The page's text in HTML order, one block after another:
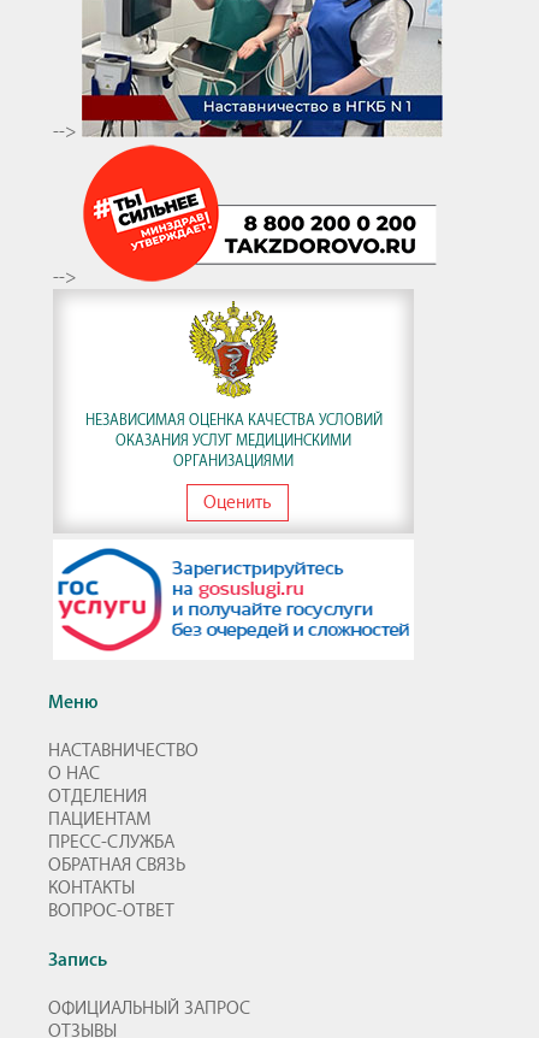
-->
-->
НЕЗАВИСИМАЯ ОЦЕНКА КАЧЕСТВА УСЛОВИЙ
ОКАЗАНИЯ УСЛУГ МЕДИЦИНСКИМИ
ОРГАНИЗАЦИЯМИ
Оценить
Меню
НАСТАВНИЧЕСТВО
О НАС
ОТДЕЛЕНИЯ
ПАЦИЕНТАМ
ПРЕСС-СЛУЖБА
ОБРАТНАЯ СВЯЗЬ
КОНТАКТЫ
ВОПРОС-ОТВЕТ
Запись
ОФИЦИАЛЬНЫЙ ЗАПРОС
ОТЗЫВЫ